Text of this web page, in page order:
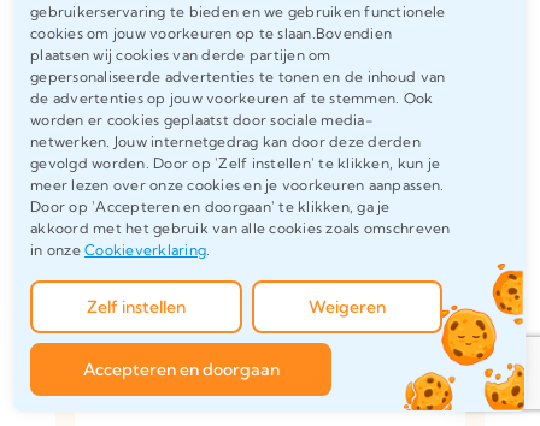
gebruikerservaring te bieden en we gebruiken functionele
cookies om jouw voorkeuren op te slaan.Bovendien
plaatsen wij cookies van derde partijen om
gepersonaliseerde advertenties te tonen en de inhoud van
de advertenties op jouw voorkeuren af te stemmen. Ook
worden er cookies geplaatst door sociale media-
netwerken. Jouw internetgedrag kan door deze derden
gevolgd worden. Door op 'Zelf instellen' te klikken, kun je
meer lezen over onze cookies en je voorkeuren aanpassen.
Door op 'Accepteren en doorgaan' te klikken, ga je
akkoord met het gebruik van alle cookies zoals omschreven
in onzeCookieverklaring.
Zelf instellen Weigeren
Accepteren en doorgaan
Kan ik mijn persoonlijke mening
delen?
Zeker. Het nawoord is juist dé plek
om je persoonlijke mening, gevoelens
of inzichten te delen. Wees open,
maar houd het professioneel. Laat
zien wat het proces met jou gedaan
Wat als ik niets of niemand wil
bedanken?